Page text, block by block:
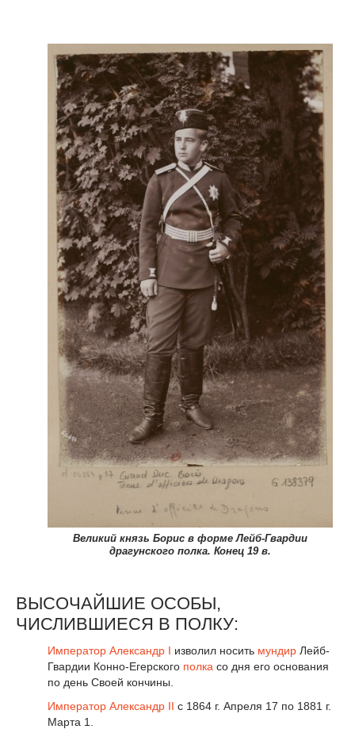
Великий князь Борис в форме Лейб-Гвардии
драгунского полка. Конец 19 в.
ВЫСОЧАЙШИЕ ОСОБЫ,
ЧИСЛИВШИЕСЯ В ПОЛКУ:
Император Александр I изволил носить мундир Лейб-
Гвардии Конно-Егерского полка со дня его основания
по день Своей кончины.
Император Александр II с 1864 г. Апреля 17 по 1881 г.
Марта 1.